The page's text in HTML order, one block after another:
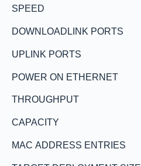
SPEED
DOWNLOADLINK PORTS
UPLINK PORTS
POWER ON ETHERNET
THROUGHPUT
CAPACITY
MAC ADDRESS ENTRIES